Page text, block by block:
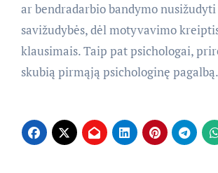
ar bendradarbio bandymo
savižudybės, dėl motyvavimo
klausimais. Taip pat psichologai,
skubią pirmąją psichologinę pagalbą.